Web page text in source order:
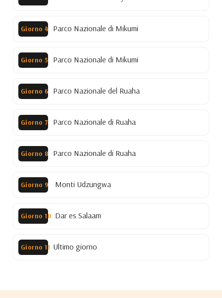
Giorno 4 Parco Nazionale di Mikumi
Giorno 5 Parco Nazionale di Mikumi
Giorno 6 Parco Nazionale del Ruaha
Giorno 7 Parco Nazionale di Ruaha
Giorno 8 Parco Nazionale di Ruaha
Giorno 9 Monti Udzungwa
Giorno 10 Dar es Salaam
Giorno 11 Ultimo giorno